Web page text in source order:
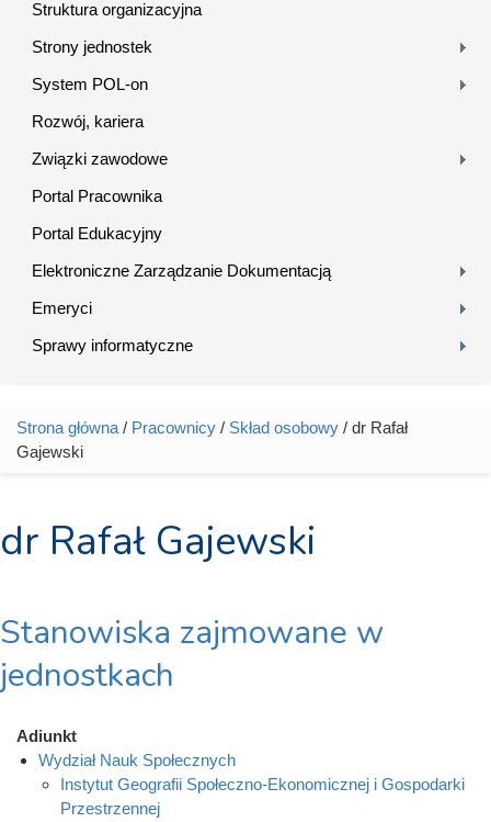
Struktura organizacyjna
Strony jednostek
System POL-on
Rozwój, kariera
Związki zawodowe
Portal Pracownika
Portal Edukacyjny
Elektroniczne Zarządzanie Dokumentacją
Emeryci
Sprawy informatyczne
Jesteś tutaj
Strona główna / Pracownicy / Skład osobowy / dr Rafał
Gajewski
dr Rafał Gajewski
Stanowiska zajmowane w
jednostkach
Adiunkt
Wydział Nauk Społecznych
Instytut Geografii Społeczno-Ekonomicznej i Gospodarki
Przestrzennej